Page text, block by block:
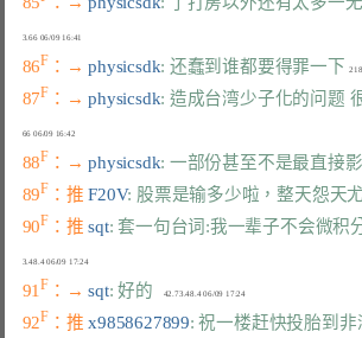
86F ：→ physicsdk: 还蠢到谁都要得罪一下
87F ：→ physicsdk: 造成台湾少子化的问题
88F ：→ physicsdk: 一部份甚至不是最直接
89F ：推 F20V: 股票是输多少啦，整天怨天
90F ：推 sqt: 套一句台词:我一辈子不会微积
3.48.4 06/09 17:24
91F ：→ sqt: 好的
     42.73.48.4 06/09 17:24
92F ：推 x9858627899: 祝一楼赶快投胎到非